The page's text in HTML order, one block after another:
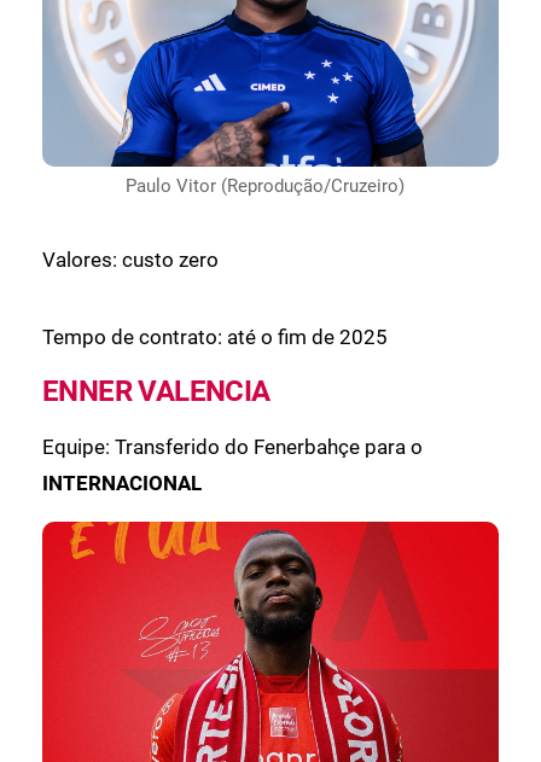
Paulo Vitor (Reprodução/Cruzeiro)
Valores: custo zero
Tempo de contrato: até o fim de 2025
ENNER VALENCIA
Equipe: Transferido do Fenerbahçe para o
INTERNACIONAL